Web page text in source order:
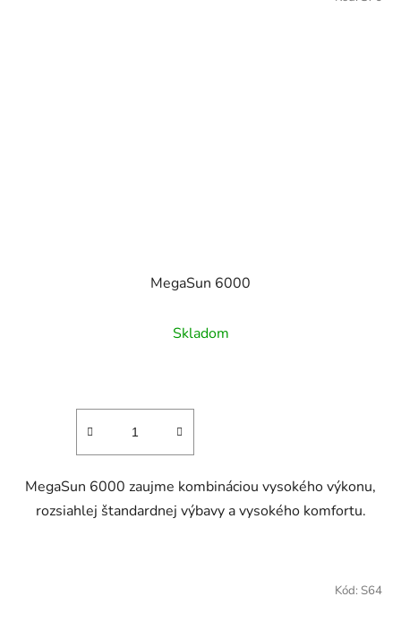
MegaSun 6000
Skladom
MegaSun 6000 zaujme kombináciou vysokého výkonu,
rozsiahlej štandardnej výbavy a vysokého komfortu.
Kód: S64